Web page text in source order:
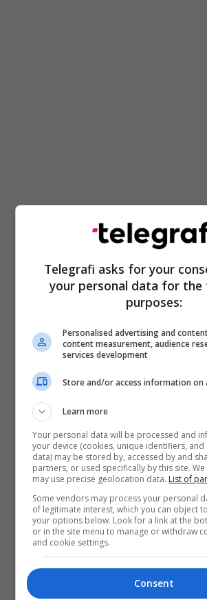
Telegrafi asks for your
your personal data for the
purposes:
Personalised advertising and
content measurement, audience
services development
Store and/or access information on
Learn more
Your personal data will be processed and
your device (cookies, unique identifiers, and
data) may be stored by, accessed by and
partners, or used specifically by this site.
may use precise geolocation data. List of
Some vendors may process your personal
of legitimate interest, which you can object
your options below. Look for a link at the
or in the site menu to manage or withdraw
and cookie settings.
Consent